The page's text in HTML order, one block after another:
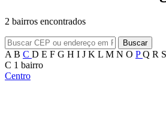
2 bairros encontrados
Buscar
A B C D E F G H I J K L M N O PQ R S
C 1 bairro
Centro